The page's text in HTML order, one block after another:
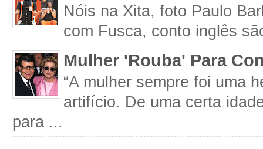
Nóis na Xita, foto Paulo
com Fusca, conto inglês
Mulher 'Rouba' Para
“A mulher sempre foi uma
artifício. De uma certa
para ...